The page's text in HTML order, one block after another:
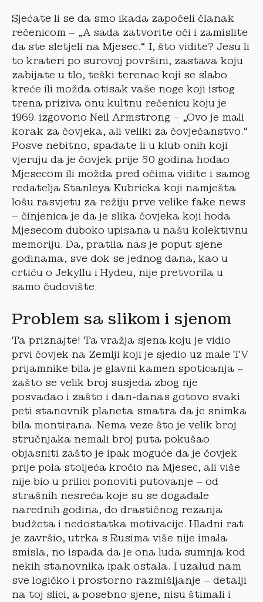
Sjećate li se da smo ikada započeli članak
rečenicom – „A sada zatvorite oči i zamislite
da ste sletjeli na Mjesec.“ I, što vidite? Jesu li
to krateri po surovoj površini, zastava koju
zabijate u tlo, teški terenac koji se slabo
kreće ili možda otisak vaše noge koji istog
trena priziva onu kultnu rečenicu koju je
1969. izgovorio Neil Armstrong – „Ovo je mali
korak za čovjeka, ali veliki za čovječanstvo.“
Posve nebitno, spadate li u klub onih koji
vjeruju da je čovjek prije 50 godina hodao
Mjesecom ili možda pred očima vidite i samog
redatelja Stanleya Kubricka koji namješta
lošu rasvjetu za režiju prve velike fake news
– činjenica je da je slika čovjeka koji hoda
Mjesecom duboko upisana u našu kolektivnu
memoriju. Da, pratila nas je poput sjene
godinama, sve dok se jednog dana, kao u
crtiću o Jekyllu i Hydeu, nije pretvorila u
samo čudovište.
Problem sa slikom i sjenom
Ta priznajte! Ta vražja sjena koju je vidio
prvi čovjek na Zemlji koji je sjedio uz male TV
prijamnike bila je glavni kamen spoticanja –
zašto se velik broj susjeda zbog nje
posvađao i zašto i dan-danas gotovo svaki
peti stanovnik planeta smatra da je snimka
bila montirana. Nema veze što je velik broj
stručnjaka nemali broj puta pokušao
objasniti zašto je ipak moguće da je čovjek
prije pola stoljeća kročio na Mjesec, ali više
nije bio u prilici ponoviti putovanje – od
strašnih nesreća koje su se događale
narednih godina, do drastičnog rezanja
budžeta i nedostatka motivacije. Hladni rat
je završio, utrka s Rusima više nije imala
smisla, no ispada da je ona luda sumnja kod
nekih stanovnika ipak ostala. I uzalud nam
sve logičko i prostorno razmišljanje – detalji
na toj slici, a posebno sjene, nisu štimali i